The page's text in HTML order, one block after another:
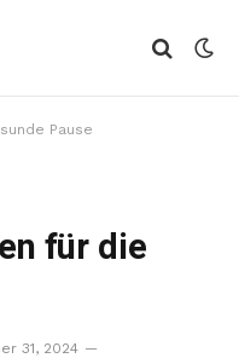
Pause
für die
31, 2024